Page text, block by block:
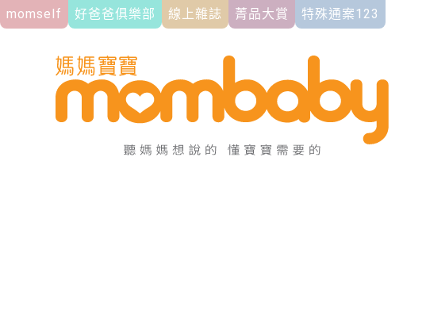
momself 好爸爸俱樂部 線上雜誌 菁品大賞 特殊通案123